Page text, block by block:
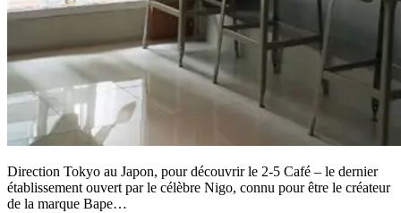
Direction Tokyo au Japon, pour découvrir le 2-5 Café – le dernier
établissement ouvert par le célèbre Nigo, connu pour être le créateur
de la marque Bape…